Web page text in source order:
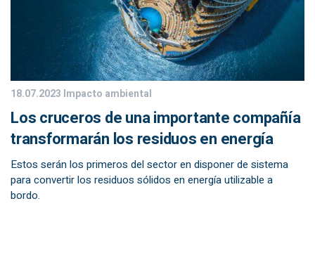
18.07.2023 Impacto ambiental
Los cruceros de una importante compañía
transformarán los residuos en energía
Estos serán los primeros del sector en disponer de sistema
para convertir los residuos sólidos en energía utilizable a
bordo.